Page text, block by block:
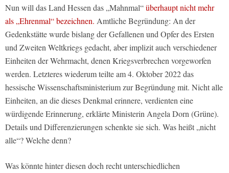
Nun will das Land Hessen das „Mahnmal“überhaupt nicht mehr
als „Ehrenmal“ bezeichnen. Amtliche Begründung: An der
Gedenkstätte wurde bislang der Gefallenen und Opfer des Ersten
und Zweiten Weltkriegs gedacht, aber implizit auch verschiedener
Einheiten der Wehrmacht, denen Kriegsverbrechen vorgeworfen
werden. Letzteres wiederum teilte am 4. Oktober 2022 das
hessische Wissenschaftsministerium zur Begründung mit. Nicht alle
Einheiten, an die dieses Denkmal erinnere, verdienten eine
würdigende Erinnerung, erklärte Ministerin Angela Dorn (Grüne).
Details und Differenzierungen schenkte sie sich. Was heißt „nicht
alle“? Welche denn?
Was könnte hinter diesen doch recht unterschiedlichen